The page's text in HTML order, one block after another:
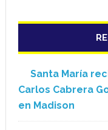
Santa María
Carlos Cabrera
en Madison